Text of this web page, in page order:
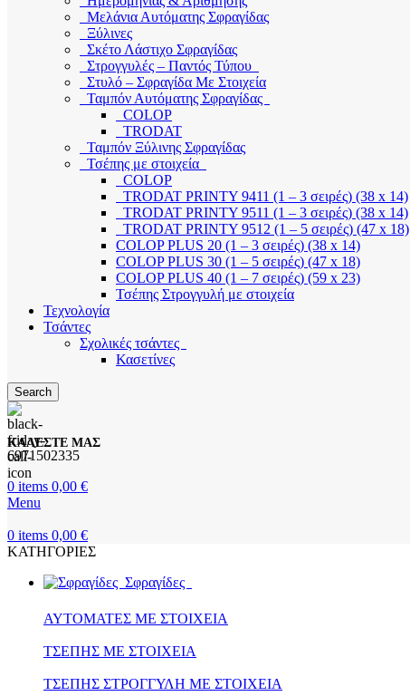
Μελάνια Αυτόματης Σφραγίδας
Ξύλινες
Σκέτο Λάστιχο Σφραγίδας
Στρογγυλές – Παντός Τύπου
Στυλό – Σφραγίδα Με Στοιχεία
Ταμπόν Αυτόματης Σφραγίδας
COLOP
TRODAT
Ταμπόν Ξύλινης Σφραγίδας
Τσέπης με στοιχεία
COLOP
TRODAT PRINTY 9411 (1 – 3 σειρές) (38 x 14)
TRODAT PRINTY 9511 (1 – 3 σειρές) (38 x 14)
TRODAT PRINTY 9512 (1 – 5 σειρές) (47 x 18)
COLOP PLUS 20 (1 – 3 σειρές) (38 x 14)
COLOP PLUS 30 (1 – 5 σειρές) (47 x 18)
COLOP PLUS 40 (1 – 7 σειρές) (59 x 23)
Τσέπης Στρογγυλή με στοιχεία
Τεχνολογία
Τσάντες
Σχολικές τσάντες
Κασετίνες
Search
ΚΑΛΕΣΤΕ ΜΑΣ
6971502335
0 items 0,00 €
Menu
0 items 0,00 €
ΚΑΤΗΓΟΡΙΕΣ
Σφραγίδες
ΑΥΤΟΜΑΤΕΣ ΜΕ ΣΤΟΙΧΕΙΑ
ΤΣΕΠΗΣ ΜΕ ΣΤΟΙΧΕΙΑ
ΤΣΕΠΗΣ ΣΤΡΟΓΓΥΛΗ ΜΕ ΣΤΟΙΧΕΙΑ